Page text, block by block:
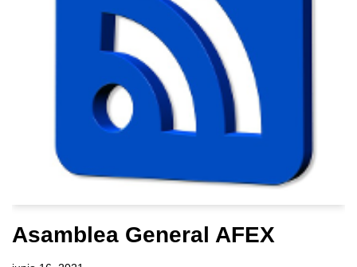
Asamblea General AFEX